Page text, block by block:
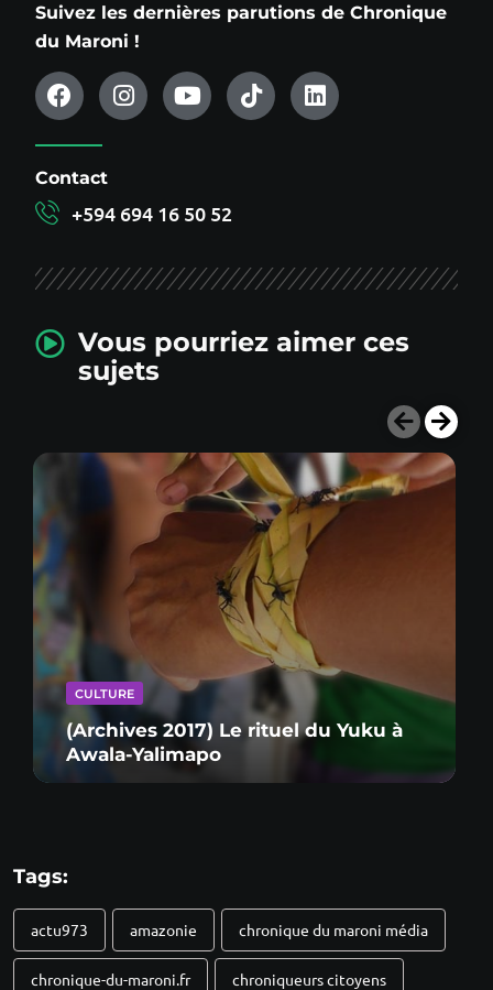
Suivez les dernières parutions de Chronique
du Maroni !
Contact
+594 694 16 50 52
Vous pourriez aimer ces
sujets
CULTURE
(Archives 2017) Le rituel du Yuku à
Awala-Yalimapo
Tags:
actu973 amazonie chronique du maroni média
chronique-du-maroni.fr chroniqueurs citoyens